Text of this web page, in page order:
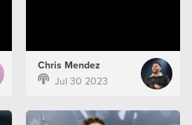
Chris Mendez
Jul 30 2023